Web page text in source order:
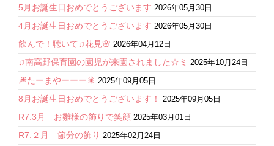
5月お誕生日おめでとうございます 2026年05月30日
4月お誕生日おめでとうございます 2026年05月30日
飲んで！聴いて♫花見🌸 2026年04月12日
♫南高野保育園の園児が来園されました☆ミ 2025年10月24日
🎆たーまやーーー🎇 2025年09月05日
8月お誕生日おめでとうございます！ 2025年09月05日
R7.3月 お雛様の飾りで笑顔 2025年03月01日
R7.２月 節分の飾り 2025年02月24日